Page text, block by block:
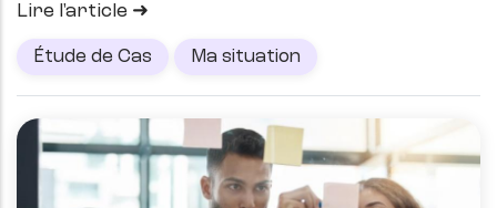
Lire l'article
Étude de Cas Ma situation